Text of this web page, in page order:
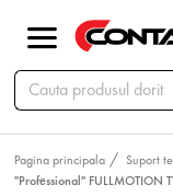
Pagina principala
Suport
"Professional"